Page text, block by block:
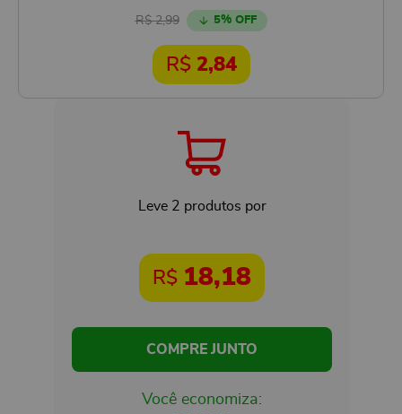
R$2,99 5% OFF
R$ 2,84
Leve 2 produtos por
R$ 18,18
COMPRE JUNTO
Você economiza: